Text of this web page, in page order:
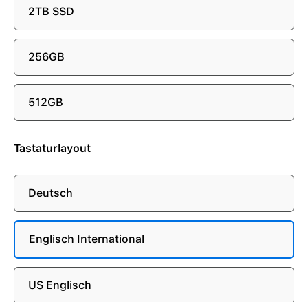
2TB SSD
256GB
512GB
Tastaturlayout
Deutsch
Englisch International
US Englisch